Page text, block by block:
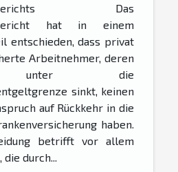
Das
hat in einem
entschieden, dass privat
Arbeitnehmer, deren
unter die
sinkt, keinen
auf Rückkehr in die
haben.
betrifft vor allem
durch...